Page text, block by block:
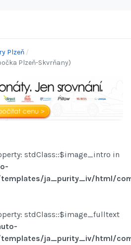
Plzeň
Plzeň-Skvrňany)
stdClass::$image_intro in
ja_purity_iv/html/
stdClass::$image_fulltext
ja_purity_iv/html/